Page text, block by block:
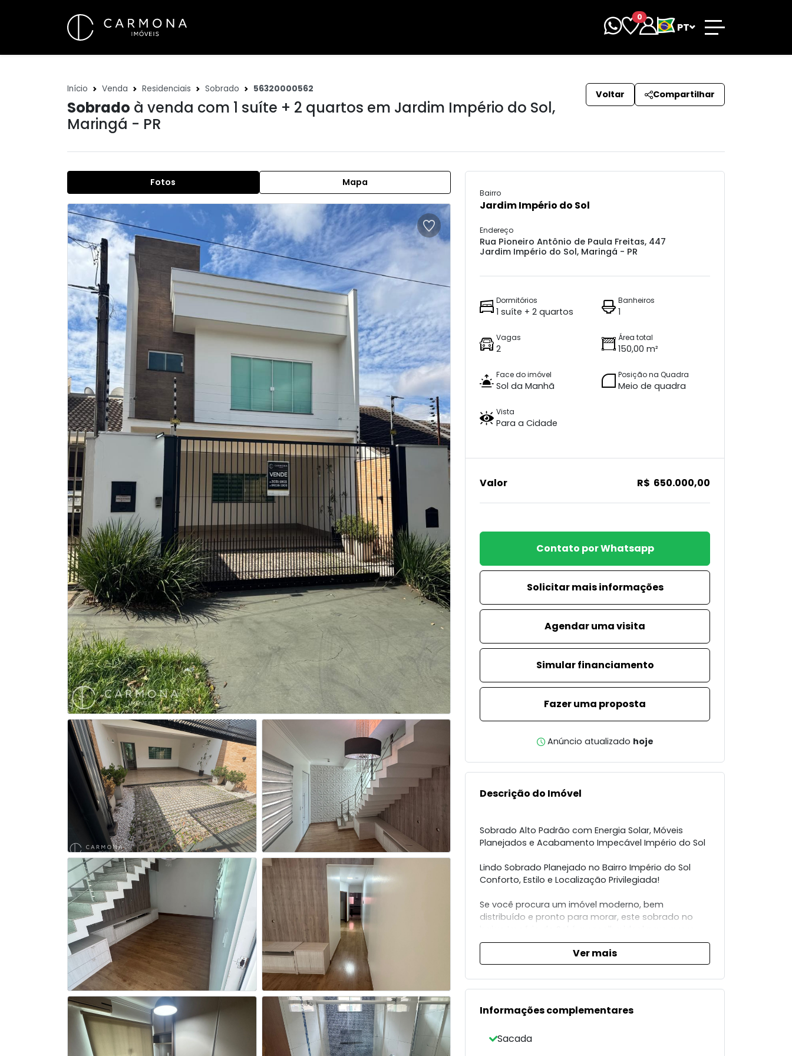
0
PT
Início Venda Residenciais Sobrado 56320000562
Sobrado à venda com 1 suíte + 2 quartos em Jardim Império do Sol,
Maringá - PR
Voltar Compartilhar
Fotos Mapa
Bairro
Jardim Império do Sol
Endereço
Rua Pioneiro Antônio de Paula Freitas, 447
Jardim Império do Sol, Maringá - PR
Dormitórios
1 suíte + 2 quartos
Banheiros
1
Vagas
2
Área total
150,00 m²
Face do imóvel
Sol da Manhã
Posição na Quadra
Meio de quadra
Vista
Para a Cidade
Valor R$ 650.000,00
Contato por Whatsapp
Solicitar mais informações
Agendar uma visita
Simular financiamento
Fazer uma proposta
Anúncio atualizado hoje
Descrição do Imóvel
Sobrado Alto Padrão com Energia Solar, Móveis
Planejados e Acabamento Impecável Império do Sol
Lindo Sobrado Planejado no Bairro Império do Sol
Conforto, Estilo e Localização Privilegiada!
Se você procura um imóvel moderno, bem
distribuído e pronto para morar, este sobrado no
valoriza conforto, praticidade e bom gosto.
Com 150 m² de terreno e 150 m² de construção, cada
detalhe foi pensado para oferecer o máximo em
qualidade de vida.
Destaques do Imóvel:
garantida e sustentabilidade no dia a dia.
Ver mais
Informações complementares
Sacada